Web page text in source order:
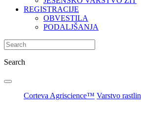
REGISTRACIJE
OBVESTILA
PODALJŠANJA
Search
Corteva Agriscience™ Varstvo rastlin